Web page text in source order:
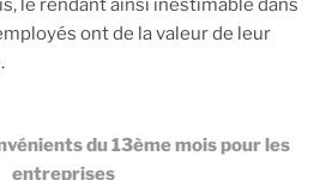
le rendant ainsi inestimable dans
ont de la valeur de leur
du 13ème mois pour les
entreprises